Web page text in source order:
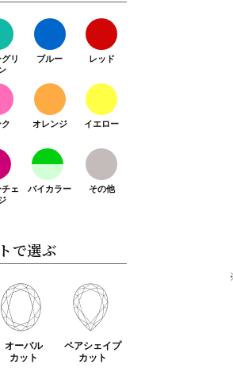
リ
ブルー レッド
ク オレンジ イエロー
ェ
バイカラー その他
で選ぶ
オーバル
カット
ペアシェイプ
カット